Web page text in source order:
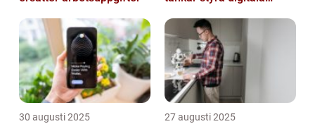
30 augusti 2025 27 augusti 2025